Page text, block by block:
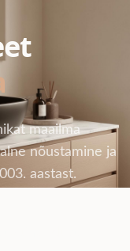
maailma
nõustamine ja
aastast.